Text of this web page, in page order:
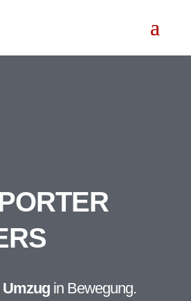
Umzug in Bewegung.